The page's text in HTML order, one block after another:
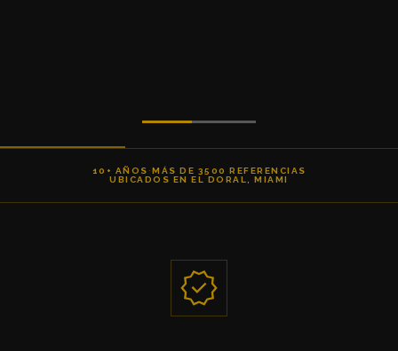
10+ AÑOS ·MÁS DE 3500 REFERENCIAS
UBICADOS EN EL DORAL, MIAMI
verified